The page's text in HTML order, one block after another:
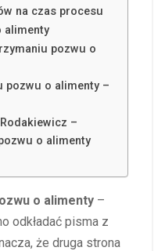
na czas procesu
alimenty
pozwu o
pozwu o alimenty –
–
o alimenty
o alimenty –
odkładać pisma z
że druga strona